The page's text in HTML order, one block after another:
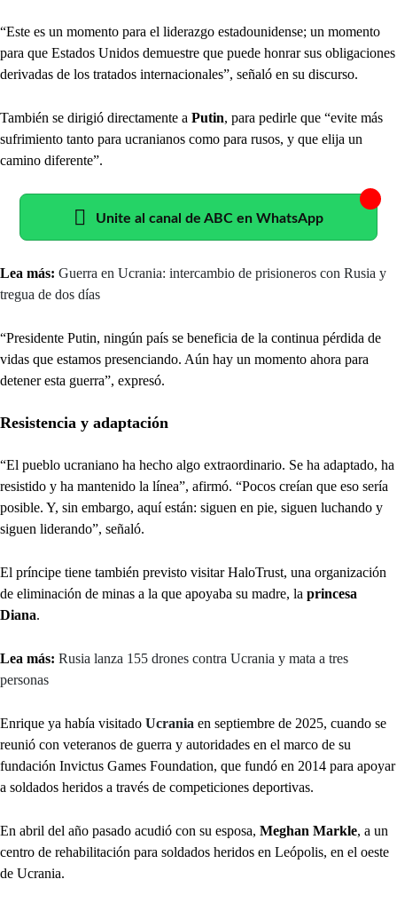
“Este es un momento para el liderazgo estadounidense; un momento
para que Estados Unidos demuestre que puede honrar sus obligaciones
derivadas de los tratados internacionales”, señaló en su discurso.
También se dirigió directamente a Putin, para pedirle que “evite más
sufrimiento tanto para ucranianos como para rusos, y que elija un
camino diferente”.
Unite al canal de ABC en WhatsApp
Lea más: Guerra en Ucrania: intercambio de prisioneros con Rusia y
tregua de dos días
“Presidente Putin, ningún país se beneficia de la continua pérdida de
vidas que estamos presenciando. Aún hay un momento ahora para
detener esta guerra”, expresó.
Resistencia y adaptación
“El pueblo ucraniano ha hecho algo extraordinario. Se ha adaptado, ha
resistido y ha mantenido la línea”, afirmó. “Pocos creían que eso sería
posible. Y, sin embargo, aquí están: siguen en pie, siguen luchando y
siguen liderando”, señaló.
El príncipe tiene también previsto visitar HaloTrust, una organización
de eliminación de minas a la que apoyaba su madre, la princesa
Diana.
Lea más: Rusia lanza 155 drones contra Ucrania y mata a tres
personas
Enrique ya había visitado Ucrania en septiembre de 2025, cuando se
reunió con veteranos de guerra y autoridades en el marco de su
fundación Invictus Games Foundation, que fundó en 2014 para apoyar
a soldados heridos a través de competiciones deportivas.
En abril del año pasado acudió con su esposa, Meghan Markle, a un
centro de rehabilitación para soldados heridos en Leópolis, en el oeste
de Ucrania.